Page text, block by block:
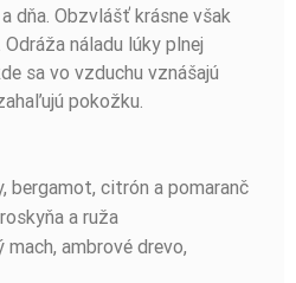
dňa. Obzvlášť krásne však
náladu lúky plnej
sa vo vzduchu vznášajú
pokožku.
bergamot, citrón a pomaranč
a ruža
mach, ambrové drevo,